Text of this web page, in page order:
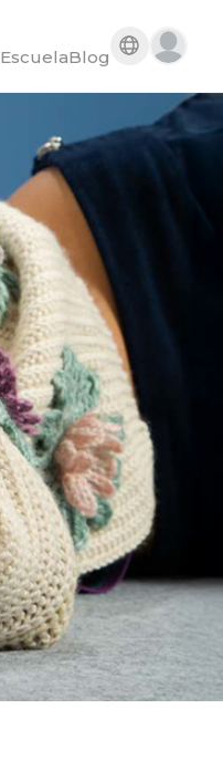
EscuelaBlog